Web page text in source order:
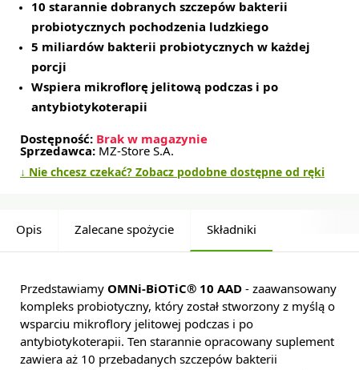
10 starannie dobranych szczepów bakterii
probiotycznych pochodzenia ludzkiego
5 miliardów bakterii probiotycznych w każdej
porcji
Wspiera mikroflorę jelitową podczas i po
antybiotykoterapii
Dostępność: Brak w magazynie
Sprzedawca: MZ-Store S.A.
↓ Nie chcesz czekać? Zobacz podobne dostępne od ręki
Opis Zalecane spożycie Składniki
Przedstawiamy OMNi-BiOTiC® 10 AAD - zaawansowany
kompleks probiotyczny, który został stworzony z myślą o
wsparciu mikroflory jelitowej podczas i po
antybiotykoterapii. Ten starannie opracowany suplement
zawiera aż 10 przebadanych szczepów bakterii